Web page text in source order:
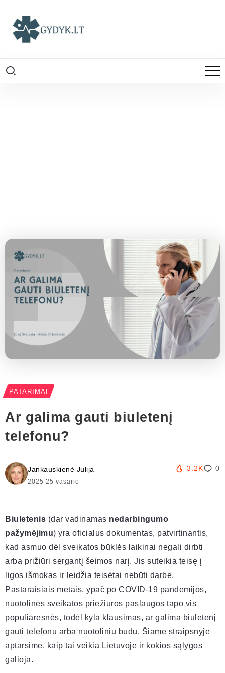
PATARIMAI
Ar galima gauti biuletenį
telefonu?
Jankauskienė Julija
2025 25 vasario
3.2K 0
Biuletenis (dar vadinamas nedarbingumo
pažymėjimu) yra oficialus dokumentas, patvirtinantis,
kad asmuo dėl sveikatos būklės laikinai negali dirbti
arba prižiūri sergantį šeimos narį. Jis suteikia teisę į
ligos išmokas ir leidžia teisėtai nebūti darbe.
Pastaraisiais metais, ypač po COVID-19 pandemijos,
nuotolinės sveikatos priežiūros paslaugos tapo vis
populiaresnės, todėl kyla klausimas, ar galima biuletenį
gauti telefonu arba nuotoliniu būdu. Šiame straipsnyje
aptarsime, kaip tai veikia Lietuvoje ir kokios sąlygos
galioja.